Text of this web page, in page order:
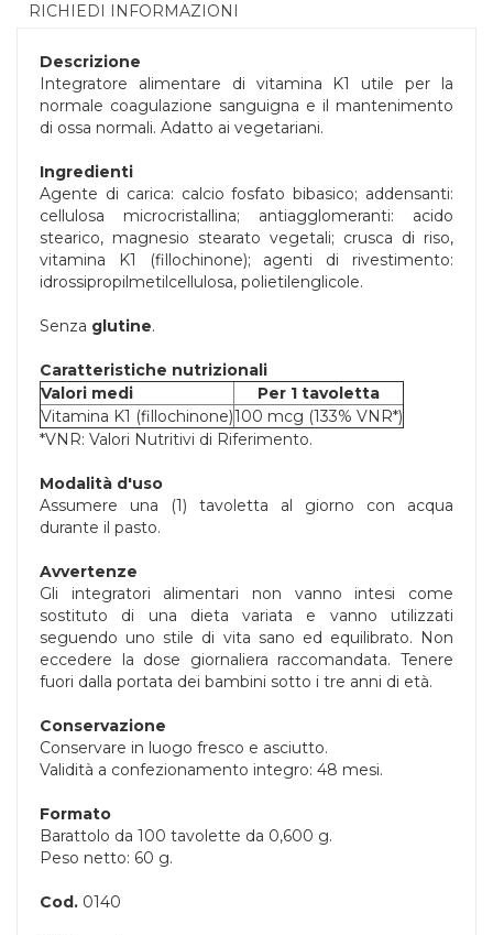
RICHIEDI INFORMAZIONI
Descrizione
Integratore alimentare di vitamina K1 utile per la
normale coagulazione sanguigna e il mantenimento
di ossa normali. Adatto ai vegetariani.
Ingredienti
Agente di carica: calcio fosfato bibasico; addensanti:
cellulosa microcristallina; antiagglomeranti: acido
stearico, magnesio stearato vegetali; crusca di riso,
vitamina K1 (fillochinone); agenti di rivestimento:
idrossipropilmetilcellulosa, polietilenglicole.
Senza glutine.
Caratteristiche nutrizionali
Valori medi
Per 1 tavoletta
Vitamina K1 (fillochinone)100 mcg (133% VNR*)
*VNR: Valori Nutritivi di Riferimento.
Modalità d'uso
Assumere una (1) tavoletta al giorno con acqua
durante il pasto.
Avvertenze
Gli integratori alimentari non vanno intesi come
sostituto di una dieta variata e vanno utilizzati
seguendo uno stile di vita sano ed equilibrato. Non
eccedere la dose giornaliera raccomandata. Tenere
fuori dalla portata dei bambini sotto i tre anni di età.
Conservazione
Conservare in luogo fresco e asciutto.
Validità a confezionamento integro: 48 mesi.
Formato
Barattolo da 100 tavolette da 0,600 g.
Peso netto: 60 g.
Cod. 0140